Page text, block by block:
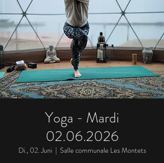
Yoga - Mardi
02.06.2026
Di., 02. Juni
  |
Salle communale Les Montets